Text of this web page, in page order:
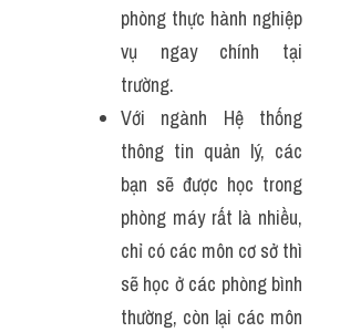
phòng thực hành nghiệp
vụ ngay chính tại
trường.
Với ngành Hệ thống
thông tin quản lý, các
bạn sẽ được học trong
phòng máy rất là nhiều,
chỉ có các môn cơ sở thì
sẽ học ở các phòng bình
thường, còn lại các môn